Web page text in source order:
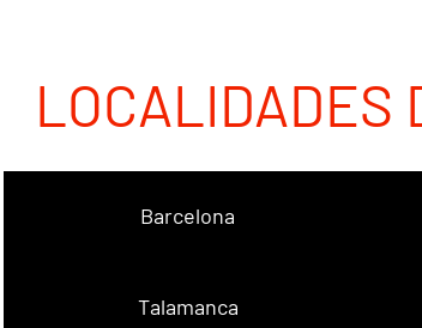
LOCALIDADES
Barcelona
Talamanca